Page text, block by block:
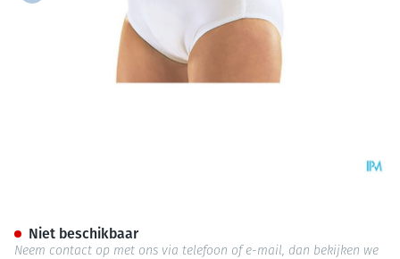
Niet beschikbaar
Neem contact op met ons via telefoon of e-mail, dan bekijken we